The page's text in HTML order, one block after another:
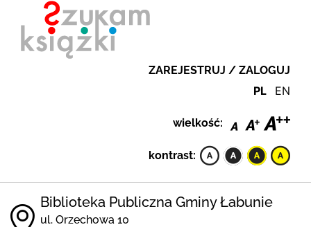
ZAREJESTRUJ / ZALOGUJ
PL EN
wielkość:
kontrast:
Biblioteka Publiczna Gminy Łabunie
ul. Orzechowa 10